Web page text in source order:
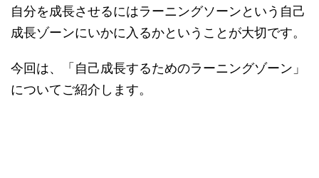
自分を成長させるにはラーニングソーンという自己
成長ゾーンにいかに入るかということが大切です。
今回は、「自己成長するためのラーニングゾーン」
についてご紹介します。